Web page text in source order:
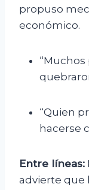
propuso
económico.
“Quien
hacerse
Entre líneas:
advierte que